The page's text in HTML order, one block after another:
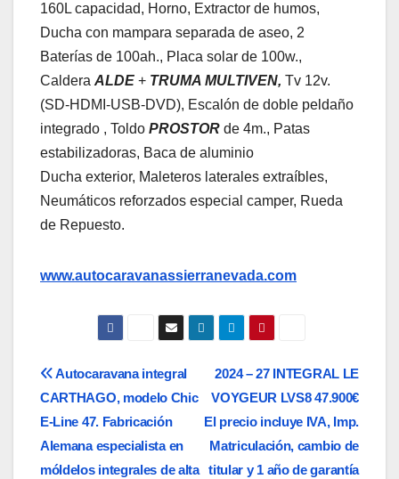
160L capacidad, Horno, Extractor de humos,
Ducha con mampara separada de aseo, 2
Baterías de 100ah., Placa solar de 100w.,
Caldera ALDE + TRUMA MULTIVEN, Tv 12v.
(SD-HDMI-USB-DVD), Escalón de doble peldaño
integrado , Toldo PROSTOR de 4m., Patas
estabilizadoras, Baca de aluminio
Ducha exterior, Maleteros laterales extraíbles,
Neumáticos reforzados especial camper, Rueda
de Repuesto.
www.autocaravanassierranevada.com
Navegación
de
entradas
2024 – 27 INTEGRAL LE
VOYGEUR LVS8 47.900€
El precio incluye IVA, Imp.
Matriculación, cambio de
titular y 1 año de garantía
Autocaravana integral
CARTHAGO, modelo Chic
E-Line 47. Fabricación
Alemana especialista en
móldelos integrales de alta